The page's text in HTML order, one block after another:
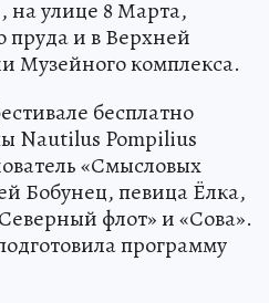
на улице 8 Марта,
пруда и в Верхней
Музейного комплекса.
бесплатно
Nautilus Pompilius
«Смысловых
Бобунец, певица Ёлка,
флот» и «Сова».
программу